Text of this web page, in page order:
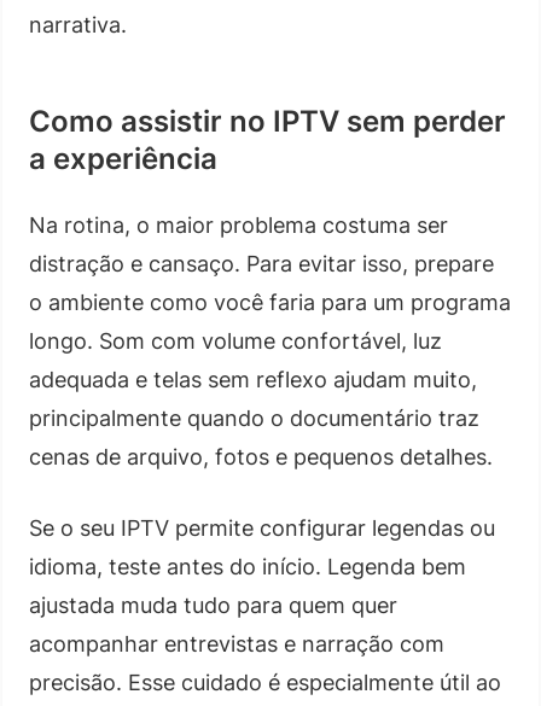
narrativa.
Como assistir no IPTV sem perder
a experiência
Na rotina, o maior problema costuma ser
distração e cansaço. Para evitar isso, prepare
o ambiente como você faria para um programa
longo. Som com volume confortável, luz
adequada e telas sem reflexo ajudam muito,
principalmente quando o documentário traz
cenas de arquivo, fotos e pequenos detalhes.
Se o seu IPTV permite configurar legendas ou
idioma, teste antes do início. Legenda bem
ajustada muda tudo para quem quer
acompanhar entrevistas e narração com
precisão. Esse cuidado é especialmente útil ao